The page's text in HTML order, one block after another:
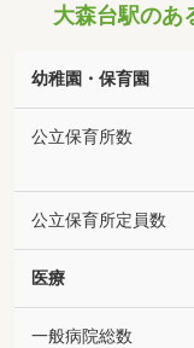
大森台駅のあ
幼稚園・保育園
公立保育所数
公立保育所定員数
医療
一般病院総数